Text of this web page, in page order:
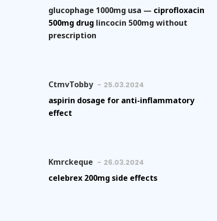
glucophage 1000mg usa — ciprofloxacin
500mg drug lincocin 500mg without
prescription
CtmvTobby 25.03.2024
aspirin dosage for anti-inflammatory
effect
Kmrckeque 26.03.2024
celebrex 200mg side effects